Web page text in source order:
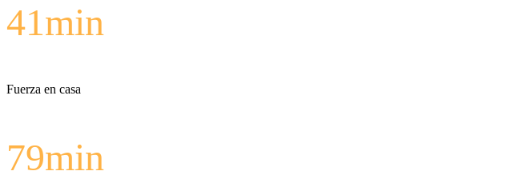
41min
Fuerza en casa
79min